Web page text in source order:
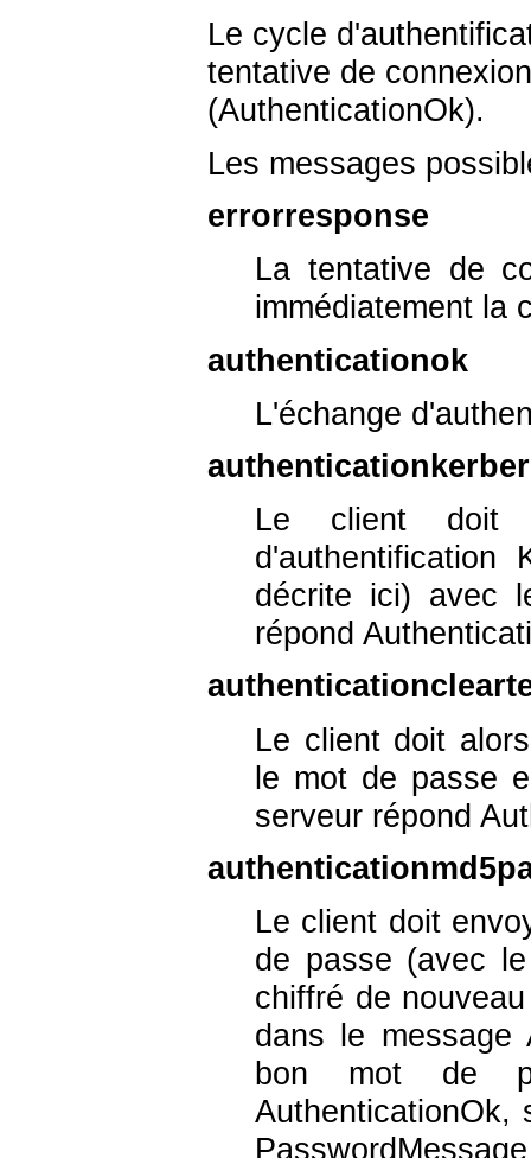
Le cycle
tentative de
(AuthenticationOk).
Les messages
errorresponse
La tentative de
immédiatement la
authenticationok
L'échange
Le client doit
d'authentification
décrite ici) avec
répond
Le client doit
le mot de passe
serveur répond
Le client doit
de passe (avec
chiffré de
dans le message
bon mot de
AuthenticationOk,